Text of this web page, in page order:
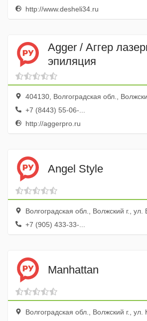
http://www.desheli34.ru
Agger / Аггер
эпиляция
404130, Волгоградская обл., Волжский г.,
+7 (8443) 55-06-...
http://aggerpro.ru
Angel Style
Волгоградская обл., Волжский г., ул. Волжской
+7 (905) 433-33-...
Manhattan
Волгоградская обл., Волжский г., ул.